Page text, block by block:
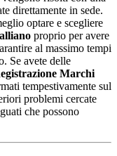
direttamente in sede.
optare e scegliere
proprio per avere
al massimo tempi
Se avete delle
Marchi
tempestivamente sul
problemi cercate
che possono